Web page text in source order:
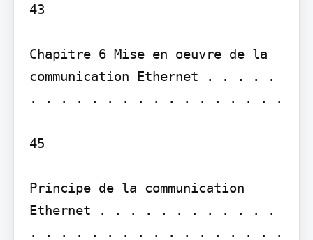
43
Chapitre 6 Mise en oeuvre de la
communication Ethernet . . . . .
. . . . . . . . . . . . . . . . .
45
Principe de la communication
Ethernet . . . . . . . . . . . .
. . . . . . . . . . . . . . . . .